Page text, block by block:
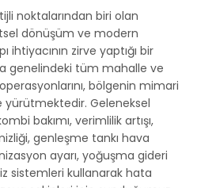
noktalarından biri olan
dönüşüm ve modern
ihtiyacının zirve yaptığı bir
genelindeki tüm mahalle ve
bölgenin mimari
yürütmektedir. Geleneksel
bakımı, verimlilik artışı,
genleşme tankı hava
ayarı, yoğuşma gideri
sistemleri kullanarak hata